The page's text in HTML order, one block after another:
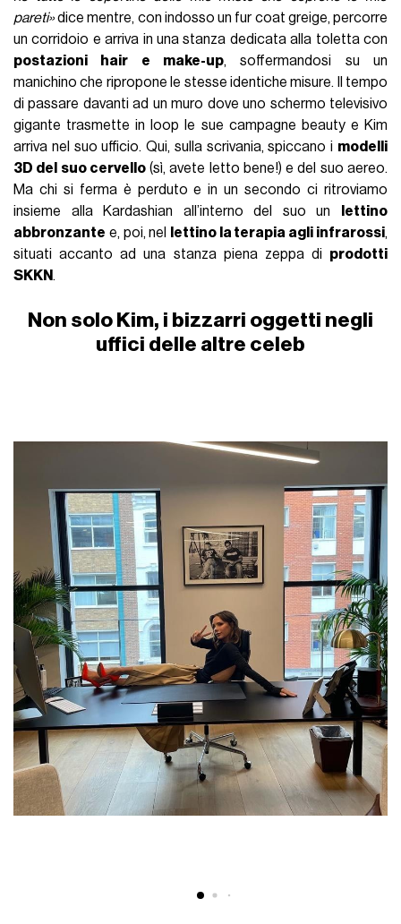
pareti»dice mentre, con indosso un fur coat greige, percorre
un corridoio e arriva in una stanza dedicata alla toletta con
postazioni hair e make-up, soffermandosi su un
manichino che ripropone le stesse identiche misure. Il tempo
di passare davanti ad un muro dove uno schermo televisivo
gigante trasmette in loop le sue campagne beauty e Kim
arriva nel suo ufficio. Qui, sulla scrivania, spiccano i modelli
3D del suo cervello(sì, avete letto bene!) e del suo aereo.
Ma chi si ferma è perduto e in un secondo ci ritroviamo
insieme alla Kardashian all’interno del suo un
lettino
abbronzante e, poi, nel lettino la terapia agli infrarossi,
situati accanto ad una stanza piena zeppa di prodotti
SKKN .
Non solo Kim, i bizzarri oggetti negli
uffici delle altre celeb